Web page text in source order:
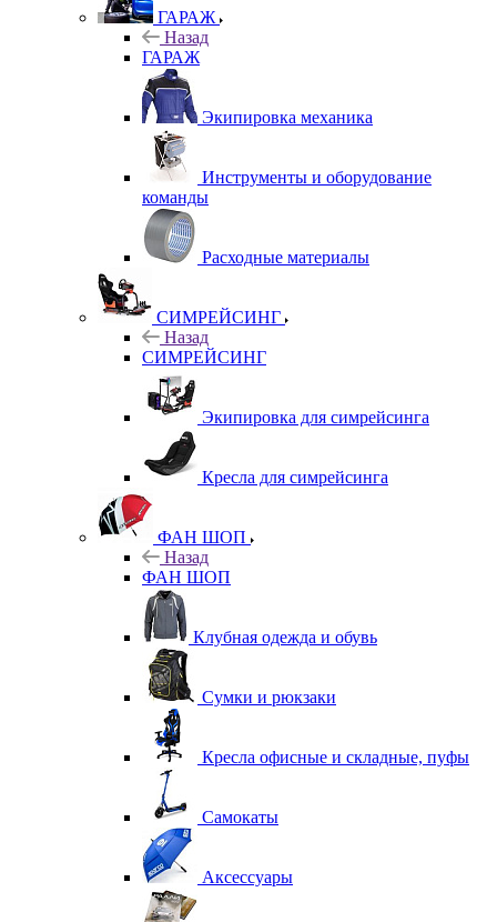
ГАРАЖ
Назад
ГАРАЖ
Экипировка механика
Инструменты и оборудование
команды
Расходные материалы
СИМРЕЙСИНГ
Назад
СИМРЕЙСИНГ
Экипировка для симрейсинга
Кресла для симрейсинга
ФАН ШОП
Назад
ФАН ШОП
Клубная одежда и обувь
Сумки и рюкзаки
Кресла офисные и складные, пуфы
Самокаты
Аксессуары